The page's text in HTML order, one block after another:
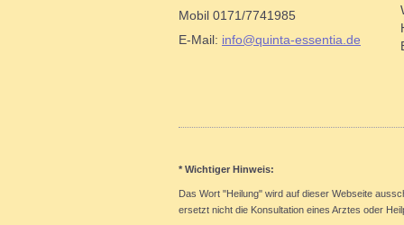
Mobil 0171/7741985
E-Mail: info@quinta-essentia.de
* Wichtiger Hinweis:
Das Wort "Heilung" wird auf dieser Webseite
ersetzt nicht die Konsultation eines Arztes oder